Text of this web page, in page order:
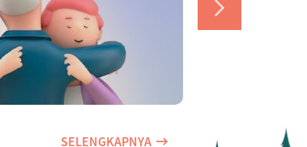
SELENGKAPNYA
5 Pilihan